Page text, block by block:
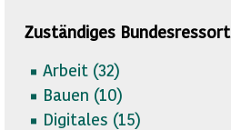
Zuständiges Bundesressort
Arbeit (32)
Bauen (10)
Digitales (15)